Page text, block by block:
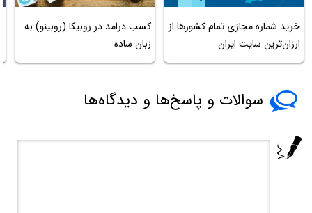
خرید شماره مجازی تمام کشورها از
ارزان‌ترین سایت ایران
کسب درامد در روبیکا (روبینو) به
زبان ساده
سوالات و پاسخ‌ها و دیدگاه‌ها